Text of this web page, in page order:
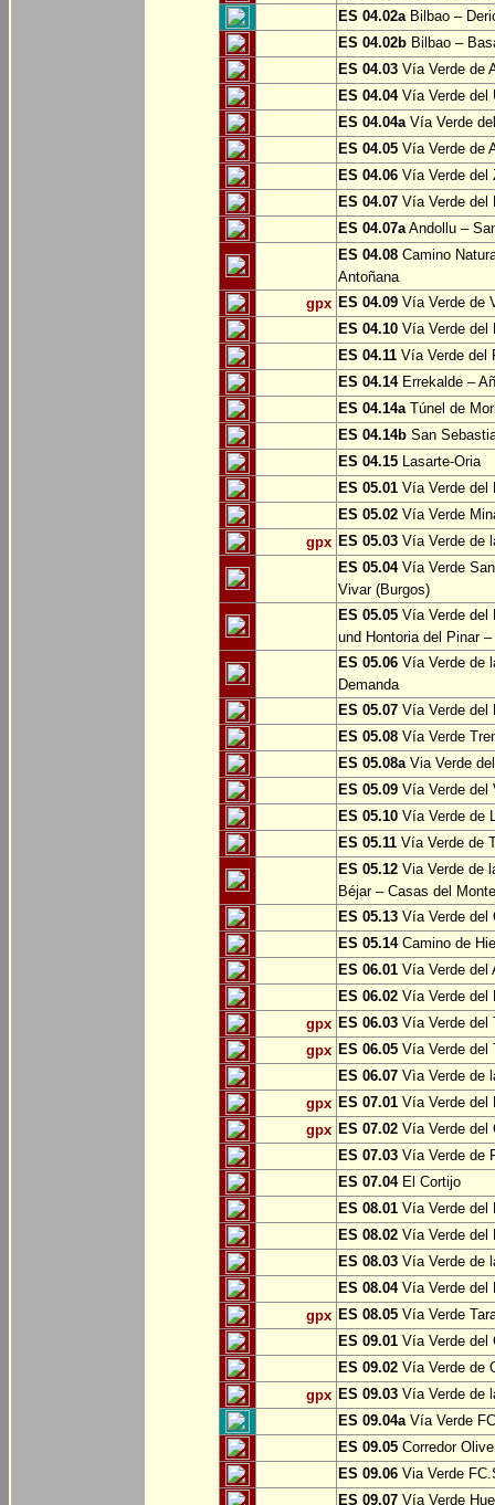
ES 04.02aBilbao –
ES 04.02b Bilbao –
ES 04.03 Vía Verde de
ES 04.04Vía Verde del
ES 04.04aVía Verde
ES 04.05 Vía Verde de
ES 04.06 Vía Verde del
ES 04.07 Vía Verde del
ES 04.07aAndollu –
ES 04.08 Camino
Antoñana
gpx ES 04.09 Vía Verde de
ES 04.10 Vía Verde del
ES 04.11 Vía Verde del
ES 04.14Errekalde –
ES 04.14aTúnel de
ES 04.14b San
ES 04.15 Lasarte-Oria
ES 05.01 Vía Verde del
ES 05.02 Vía Verde
gpx ES 05.03 Vía Verde de
ES 05.04Vía Verde
Vivar (Burgos)
ES 05.05 Vía Verde del
und Hontoria del Pinar
ES 05.06 Vía Verde de
Demanda
ES 05.07 Vía Verde del
ES 05.08 Vía Verde
ES 05.08aVia Verde
ES 05.09 Vía Verde del
ES 05.10 Vía Verde de
ES 05.11 Vía Verde de
ES 05.12 Via Verde de
Béjar – Casas del Monte
ES 05.13 Vía Verde del
ES 05.14Camino de
ES 06.01 Vía Verde del
ES 06.02 Vía Verde del
gpx ES 06.03 Vía Verde del
gpx ES 06.05 Vía Verde del
ES 06.07 Vìa Verde de
gpx ES 07.01 Vía Verde del
gpx ES 07.02 Vía Verde del
ES 07.03 Vía Verde de
ES 07.04El Cortijo
ES 08.01 Vía Verde del
ES 08.02 Vía Verde del
ES 08.03 Vía Verde de
ES 08.04Vía Verde del
gpx ES 08.05 Vía Verde
ES 09.01 Vía Verde del
ES 09.02 Vía Verde de
gpx ES 09.03 Vía Verde de
ES 09.04aVía Verde
ES 09.05 Corredor
ES 09.06 Via Verde
ES 09.07 Vía Verde